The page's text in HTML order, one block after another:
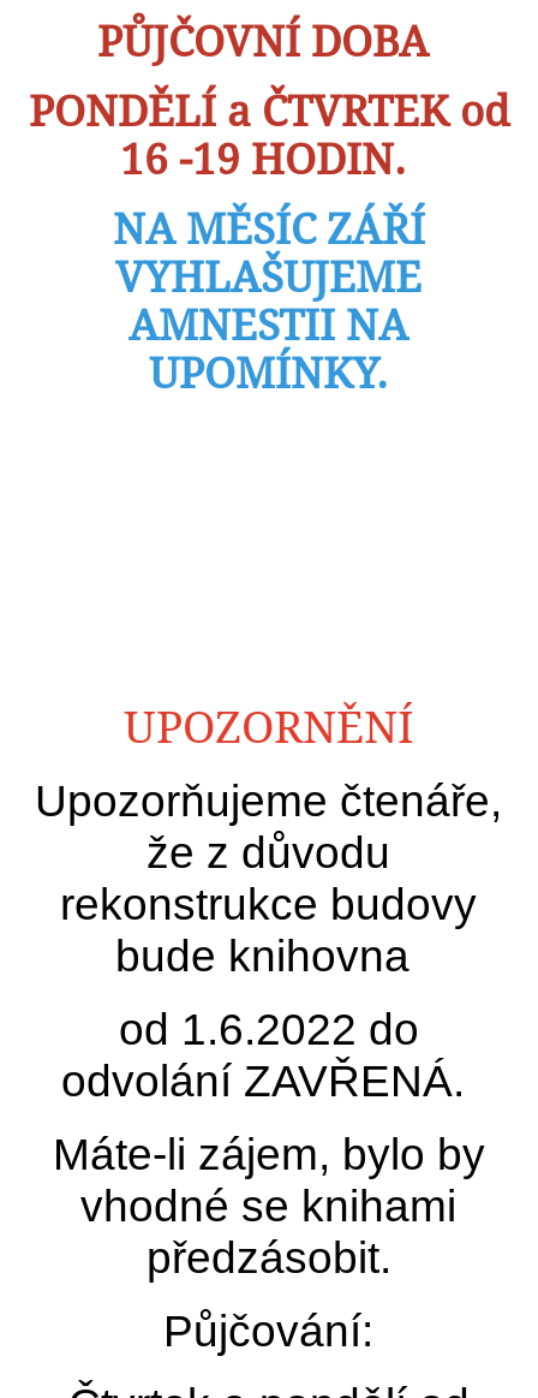
PŮJČOVNÍ DOBA
PONDĚLÍ a ČTVRTEK od
16 -19 HODIN.
NA MĚSÍC ZÁŘÍ
VYHLAŠUJEME
AMNESTII NA
UPOMÍNKY.
UPOZORNĚNÍ
Upozorňujeme čtenáře,
že z důvodu
rekonstrukce budovy
bude knihovna
od 1.6.2022 do
odvolání ZAVŘENÁ.
Máte-li zájem, bylo by
vhodné se knihami
předzásobit.
Půjčování: